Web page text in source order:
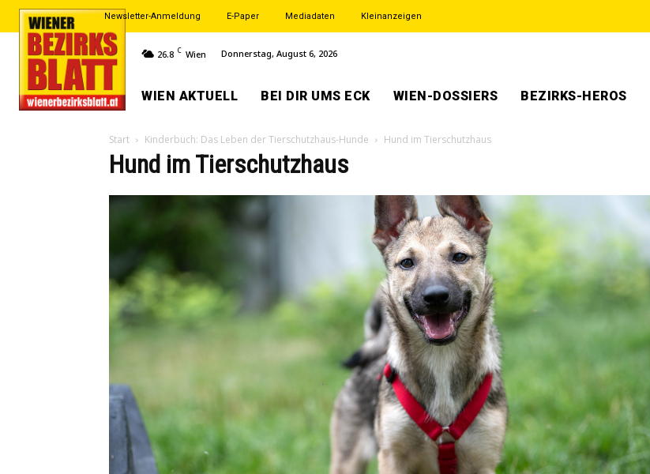
Newsletter-Anmeldung E-Paper Mediadaten Kleinanzeigen
26.8 C Wien Donnerstag, August 6, 2026
WIEN AKTUELL BEI DIR UMS ECK WIEN-DOSSIERS BEZIRKS-HEROS
Start Kinderbuch: Das Leben der Tierschutzhaus-Hunde Hund im Tierschutzhaus
Hund im Tierschutzhaus